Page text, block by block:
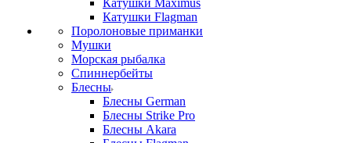
Катушки Maximus
Катушки Flagman
Поролоновые приманки
Мушки
Морская рыбалка
Спиннербейты
Блесны
Блесны German
Блесны Strike Pro
Блесны Akara